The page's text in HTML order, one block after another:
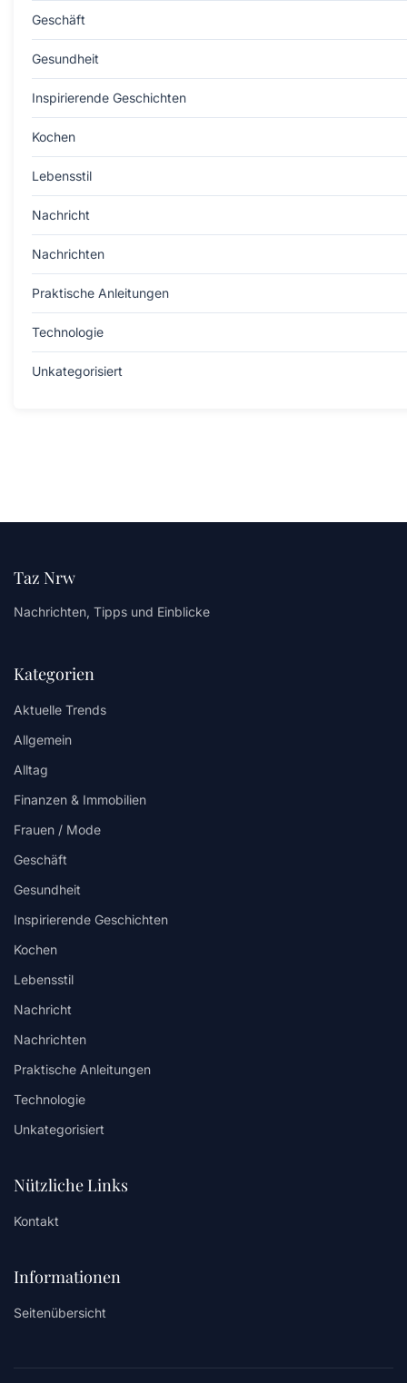
Geschäft
Gesundheit
Inspirierende Geschichten
Kochen
Lebensstil
Nachricht
Nachrichten
Praktische Anleitungen
Technologie
Unkategorisiert
Taz Nrw
Nachrichten, Tipps und Einblicke
Kategorien
Aktuelle Trends
Allgemein
Alltag
Finanzen & Immobilien
Frauen / Mode
Geschäft
Gesundheit
Inspirierende Geschichten
Kochen
Lebensstil
Nachricht
Nachrichten
Praktische Anleitungen
Technologie
Unkategorisiert
Nützliche Links
Kontakt
Informationen
Seitenübersicht